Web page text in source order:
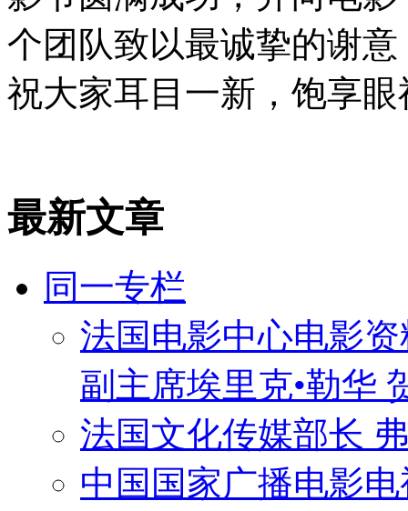
个团队致以最诚挚的谢
祝大家耳目一新，饱享眼
最新文章
同一专栏
法国电影中心电影
副主席埃里克•勒华
法国文化传媒部长
中国国家广播电影